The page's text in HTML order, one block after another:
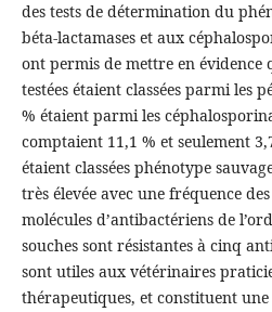
des tests de détermination du
béta-lactamases et aux
ont permis de mettre en évidence
testées étaient classées parmi les
% étaient parmi les
comptaient 11,1 % et seulement
étaient classées phénotype
très élevée avec une fréquence
molécules d’antibactériens de
souches sont résistantes à cinq
sont utiles aux vétérinaires
thérapeutiques, et constituent une